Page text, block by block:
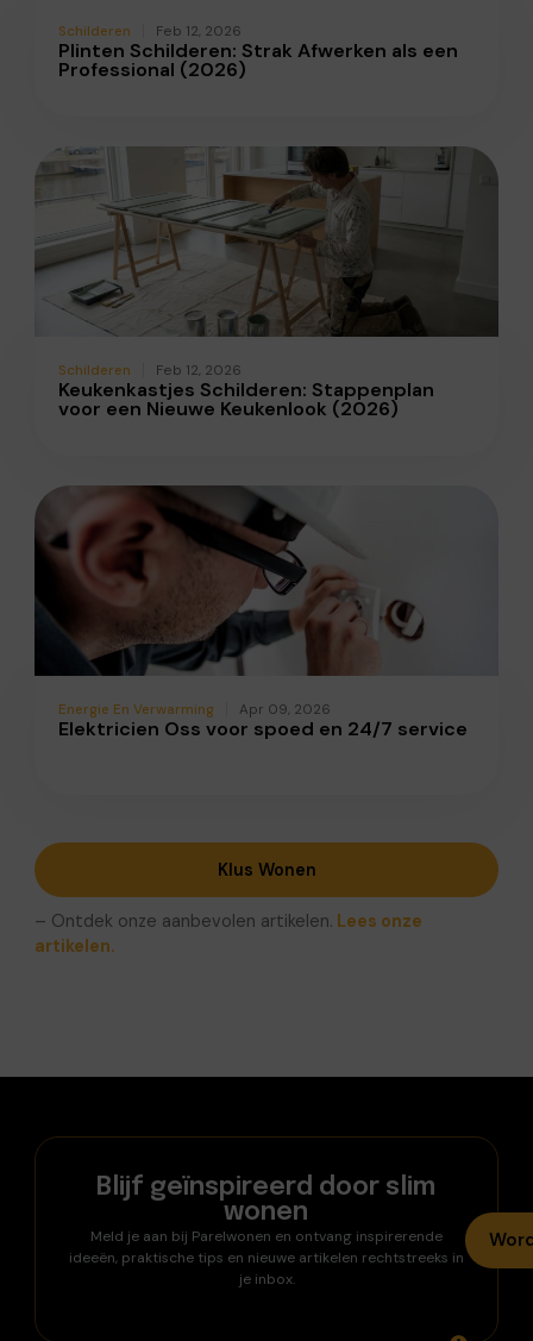
Schilderen Feb 12, 2026
Plinten Schilderen: Strak Afwerken als een
Professional (2026)
Schilderen Feb 12, 2026
Keukenkastjes Schilderen: Stappenplan
voor een Nieuwe Keukenlook (2026)
Energie En Verwarming Apr 09, 2026
Elektricien Oss voor spoed en 24/7 service
Klus Wonen
– Ontdek onze aanbevolen artikelen. Lees onze
artikelen.
Blijf geïnspireerd door slim
wonen
Meld je aan bij Parelwonen en ontvang inspirerende
ideeën, praktische tips en nieuwe artikelen rechtstreeks in
je inbox.